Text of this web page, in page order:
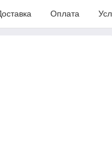
Оплата